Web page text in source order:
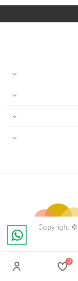
Copyright ©
0